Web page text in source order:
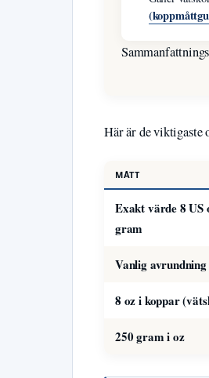
Här är de viktigaste
MÅTT
Exakt värde 8 US
gram
Vanlig avrundning
8 oz i koppar
250 gram i oz